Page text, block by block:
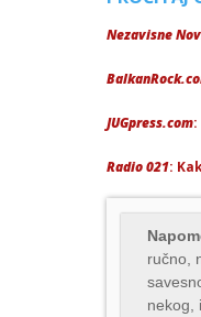
Nezavisne
JUGpress.com
Radio 021:
ručno,
nekog,